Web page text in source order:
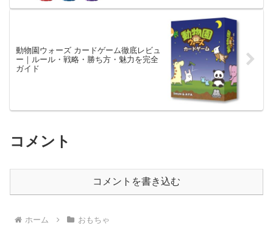
動物園ウォーズ カードゲーム徹底レビュ
ー｜ルール・戦略・勝ち方・魅力を完全
ガイド
コメント
コメントを書き込む
ホーム おもちゃ